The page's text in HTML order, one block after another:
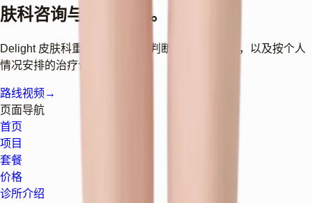
肤科咨询与治疗说明。
Delight 皮肤科重视医生主导的判断、清楚的说明，以及按个人
情况安排的治疗计划。
路线视频 →
页面导航
首页
项目
套餐
价格
诊所介绍